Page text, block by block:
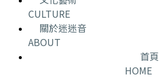
CULTURE
關於迷迷音
ABOUT
首頁
HOME